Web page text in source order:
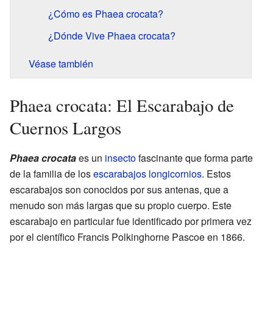
¿Cómo es Phaea crocata?
¿Dónde Vive Phaea crocata?
Véase también
Phaea crocata: El Escarabajo de
Cuernos Largos
Phaea crocataes un insectofascinante que forma parte
de la familia de losescarabajos longicornios. Estos
escarabajos son conocidos por sus antenas, que a
menudo son más largas que su propio cuerpo. Este
escarabajo en particular fue identificado por primera vez
por el científico Francis Polkinghorne Pascoe en 1866.